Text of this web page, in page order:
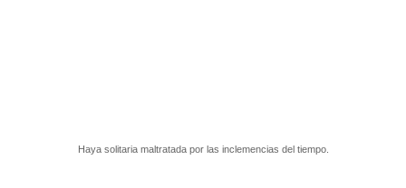
Haya solitaria maltratada por las inclemencias del tiempo.